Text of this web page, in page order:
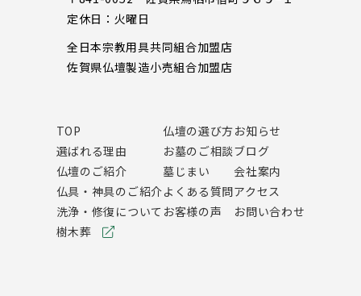
定休日：火曜日
全日本宗教用具共同組合加盟店
佐賀県仏壇製造小売組合加盟店
TOP
選ばれる理由
仏壇のご紹介
仏具・神具のご紹介
洗浄・修復について
樹木葬
仏壇の選び方
お墓のご相談
墓じまい
よくある質問
お客様の声
お知らせ
ブログ
会社案内
アクセス
お問い合わせ